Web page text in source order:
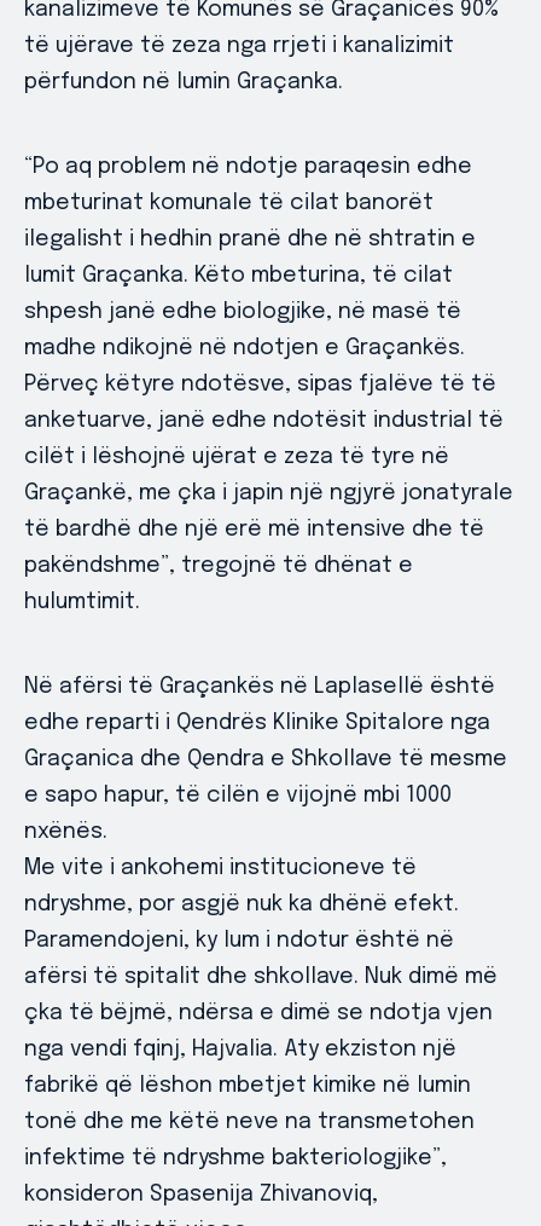
kanalizimeve të Komunës së Graçanicës 90%
të ujërave të zeza nga rrjeti i kanalizimit
përfundon në lumin Graçanka.
“Po aq problem në ndotje paraqesin edhe
mbeturinat komunale të cilat banorët
ilegalisht i hedhin pranë dhe në shtratin e
lumit Graçanka. Këto mbeturina, të cilat
shpesh janë edhe biologjike, në masë të
madhe ndikojnë në ndotjen e Graçankës.
Përveç këtyre ndotësve, sipas fjalëve të të
anketuarve, janë edhe ndotësit industrial të
cilët i lëshojnë ujërat e zeza të tyre në
Graçankë, me çka i japin një ngjyrë jonatyrale
të bardhë dhe një erë më intensive dhe të
pakëndshme”, tregojnë të dhënat e
hulumtimit.
Në afërsi të Graçankës në Laplasellë është
edhe reparti i Qendrës Klinike Spitalore nga
Graçanica dhe Qendra e Shkollave të mesme
e sapo hapur, të cilën e vijojnë mbi 1000
nxënës.
Me vite i ankohemi institucioneve të
ndryshme, por asgjë nuk ka dhënë efekt.
Paramendojeni, ky lum i ndotur është në
afërsi të spitalit dhe shkollave. Nuk dimë më
çka të bëjmë, ndërsa e dimë se ndotja vjen
nga vendi fqinj, Hajvalia. Aty ekziston një
fabrikë që lëshon mbetjet kimike në lumin
tonë dhe me këtë neve na transmetohen
infektime të ndryshme bakteriologjike”,
konsideron Spasenija Zhivanoviq,